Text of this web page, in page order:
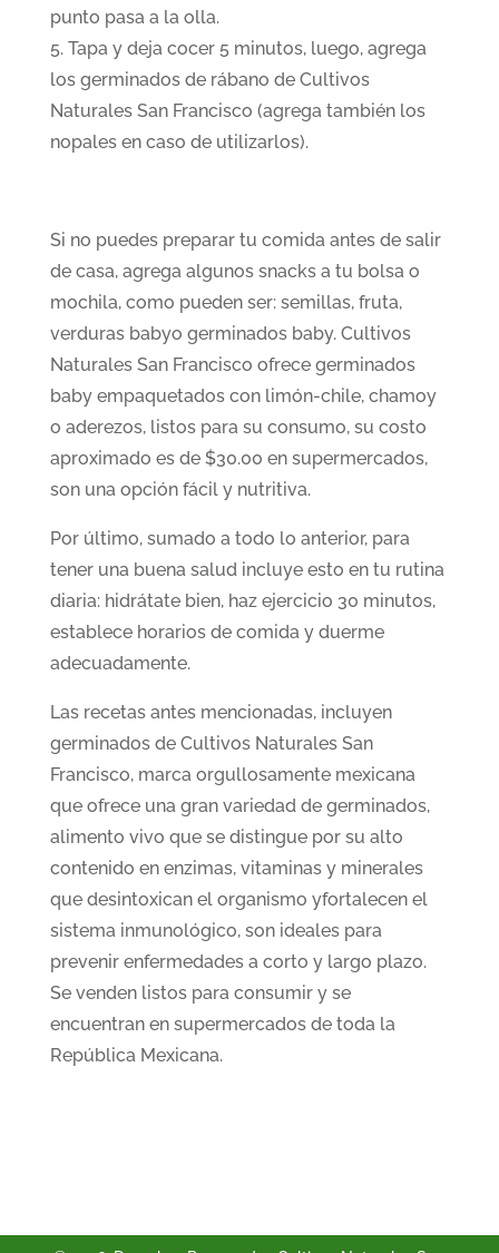
punto pasa a la olla.
5. Tapa y deja cocer 5 minutos, luego, agrega
los germinados de rábano de Cultivos
Naturales San Francisco (agrega también los
nopales en caso de utilizarlos).
Si no puedes preparar tu comida antes de salir
de casa, agrega algunos snacks a tu bolsa o
mochila, como pueden ser: semillas, fruta,
verduras babyo germinados baby. Cultivos
Naturales San Francisco ofrece germinados
baby empaquetados con limón-chile, chamoy
o aderezos, listos para su consumo, su costo
aproximado es de $30.00 en supermercados,
son una opción fácil y nutritiva.
Por último, sumado a todo lo anterior, para
tener una buena salud incluye esto en tu rutina
diaria: hidrátate bien, haz ejercicio 30 minutos,
establece horarios de comida y duerme
adecuadamente.
Las recetas antes mencionadas, incluyen
germinados de Cultivos Naturales San
Francisco, marca orgullosamente mexicana
que ofrece una gran variedad de germinados,
alimento vivo que se distingue por su alto
contenido en enzimas, vitaminas y minerales
que desintoxican el organismo yfortalecen el
sistema inmunológico, son ideales para
prevenir enfermedades a corto y largo plazo.
Se venden listos para consumir y se
encuentran en supermercados de toda la
República Mexicana.